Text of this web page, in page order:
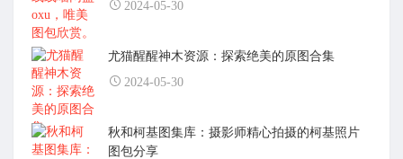
2024-05-30
尤猫醒醒神木资源：探索绝美的原图合集
2024-05-30
秋和柯基图集库：摄影师精心拍摄的柯基照片
图包分享